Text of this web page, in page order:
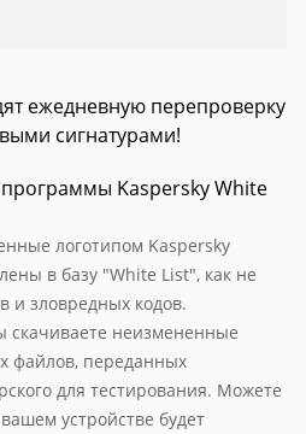
ежедневную перепроверку
сигнатурами!
программы Kaspersky White
логотипом Kaspersky
в базу "White List", как не
и зловредных кодов.
скачиваете неизмененные
файлов, переданных
для тестирования. Можете
устройстве будет